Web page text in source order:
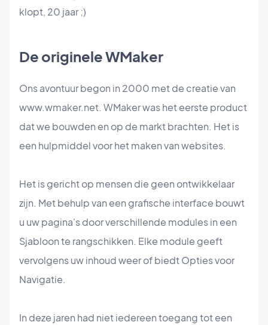
klopt, 20 jaar ;)
De originele WMaker
Ons avontuur begon in 2000 met de creatie van
www.wmaker.net. WMaker was het eerste product
dat we bouwden en op de markt brachten. Het is
een hulpmiddel voor het maken van websites.
Het is gericht op mensen die geen ontwikkelaar
zijn. Met behulp van een grafische interface bouwt
u uw pagina's door verschillende modules in een
Sjabloon te rangschikken. Elke module geeft
vervolgens uw inhoud weer of biedt Opties voor
Navigatie.
In deze jaren had niet iedereen toegang tot een